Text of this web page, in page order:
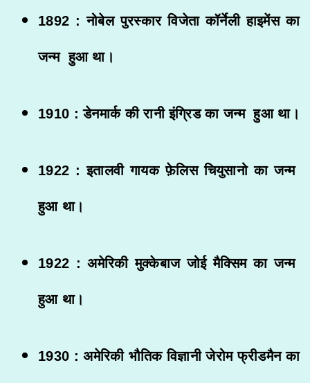
1892 : नोबेल पुरस्कार विजेता कॉर्नेली हाइमेंस का
जन्म हुआ था।
1910 : डेनमार्क की रानी इंग्रिड का जन्म हुआ था।
1922 : इतालवी गायक फ़ेलिस चियुसानो का जन्म
हुआ था।
1922 : अमेरिकी मुक्केबाज जोई मैक्सिम का जन्म
हुआ था।
1930 : अमेरिकी भौतिक विज्ञानी जेरोम फ्रीडमैन का